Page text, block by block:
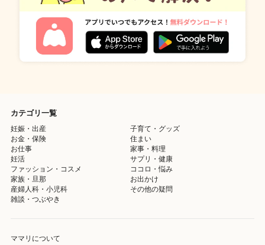
カテゴリ一覧
妊娠・出産
子育て・グッズ
お金・保険
住まい
お仕事
家事・料理
妊活
サプリ・健康
ファッション・コスメ
ココロ・悩み
家族・旦那
お出かけ
産婦人科・小児科
その他の疑問
雑談・つぶやき
ママリについて